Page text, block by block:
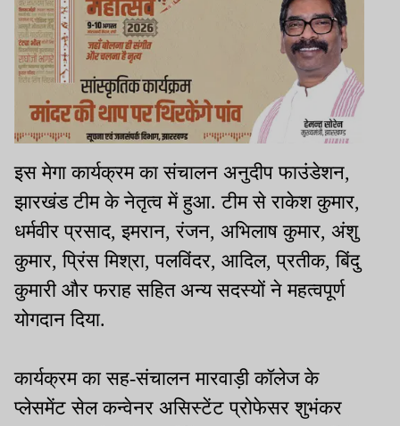
इस मेगा कार्यक्रम का संचालन अनुदीप फाउंडेशन,
झारखंड टीम के नेतृत्व में हुआ. टीम से राकेश कुमार,
धर्मवीर प्रसाद, इमरान, रंजन, अभिलाष कुमार, अंशु
कुमार, प्रिंस मिश्रा, पलविंदर, आदिल, प्रतीक, बिंदु
कुमारी और फराह सहित अन्य सदस्यों ने महत्वपूर्ण
योगदान दिया.
कार्यक्रम का सह-संचालन मारवाड़ी कॉलेज के
प्लेसमेंट सेल कन्वेनर असिस्टेंट प्रोफेसर शुभंकर